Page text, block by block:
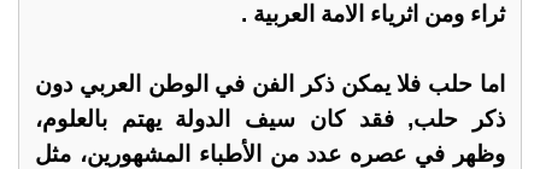
ثراء ومن اثرياء الامة العربية .
اما حلب فلا يمكن ذكر الفن في الوطن العربي دون
ذكر حلب, فقد كان سيف الدولة يهتم بالعلوم،
وظهر في عصره عدد من الأطباء المشهورين، مثل